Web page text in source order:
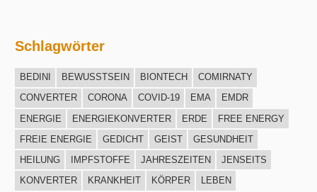
Schlagwörter
BEDINI BEWUSSTSEIN BIONTECH
COMIRNATY
CONVERTER
CORONA COVID-19 EMA
EMDR
ENERGIE
ENERGIEKONVERTER ERDE
FREE ENERGY
FREIE ENERGIE
GEDICHT GEIST
GESUNDHEIT
HEILUNG
IMPFSTOFFE JAHRESZEITEN
JENSEITS
KONVERTER
KRANKHEIT KÖRPER
LEBEN